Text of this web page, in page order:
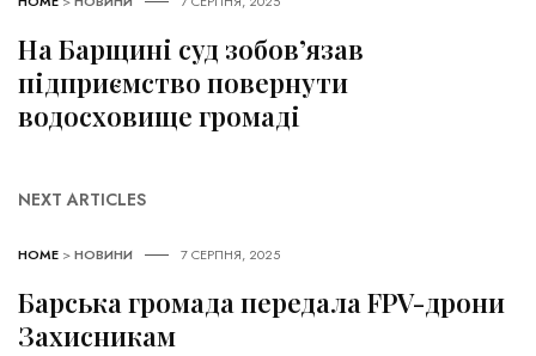
На Барщині суд зобов’язав
підприємство повернути
водосховище громаді
NEXT ARTICLES
HOME >НОВИНИ 7 СЕРПНЯ, 2025
Барська громада передала FPV-дрони
Захисникам